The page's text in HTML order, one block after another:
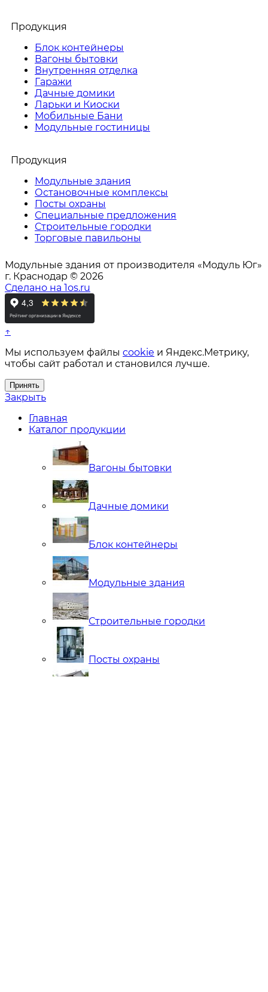
Продукция
Блок контейнеры
Вагоны бытовки
Внутренняя отделка
Гаражи
Дачные домики
Ларьки и Киоски
Мобильные Бани
Модульные гостиницы
Продукция
Модульные здания
Остановочные комплексы
Посты охраны
Специальные предложения
Строительные городки
Торговые павильоны
Модульные здания от производителя «Модуль Юг»
г. Краснодар © 2026
Сделано на 1os.ru
↑
Мы используем файлы cookie и Яндекс.Метрику,
чтобы сайт работал и становился лучше.
Принять
Закрыть
Главная
Каталог продукции
Вагоны бытовки
Дачные домики
Блок контейнеры
Модульные здания
Строительные городки
Посты охраны